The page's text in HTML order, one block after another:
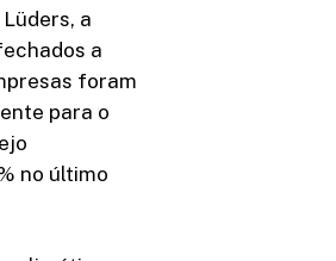
a
a
foram
para o
no último